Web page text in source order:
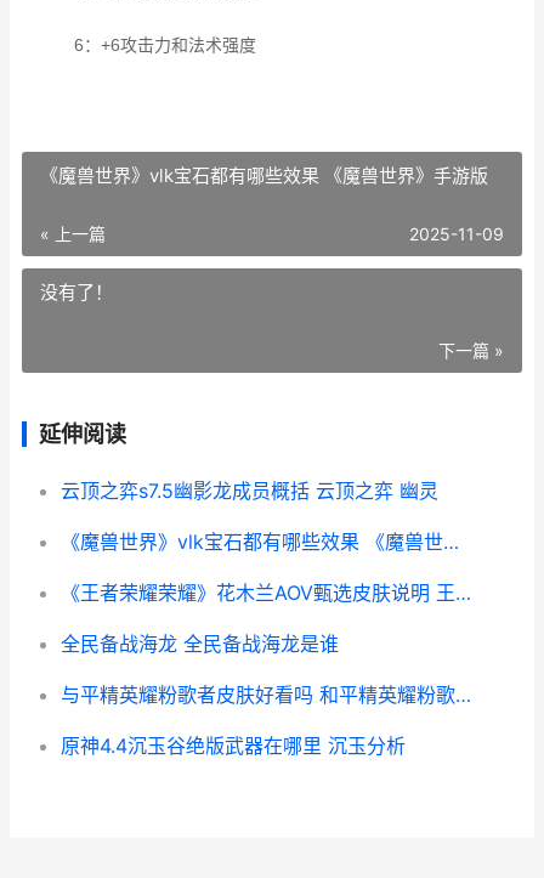
6：+6攻击力和法术强度
《魔兽世界》vlk宝石都有哪些效果 《魔兽世界》手游版
« 上一篇 2025-11-09
没有了！
下一篇 »
延伸阅读
云顶之弈s7.5幽影龙成员概括 云顶之弈 幽灵
《魔兽世界》vlk宝石都有哪些效果 《魔兽世界》手游版
《王者荣耀荣耀》花木兰AOV甄选皮肤说明 王者荣耀荣耀之章命运篇
全民备战海龙 全民备战海龙是谁
与平精英耀粉歌者皮肤好看吗 和平精英耀粉歌者捏脸数据
原神4.4沉玉谷绝版武器在哪里 沉玉分析